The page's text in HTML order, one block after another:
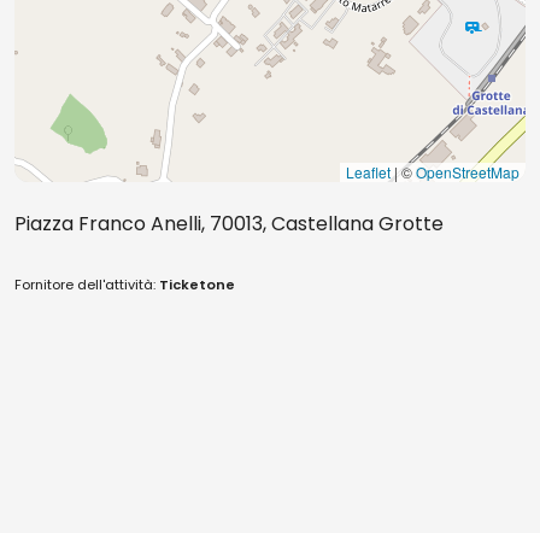
Leaflet| ©OpenStreetMap
Piazza Franco Anelli, 70013, Castellana Grotte
Fornitore dell'attività: Ticketone